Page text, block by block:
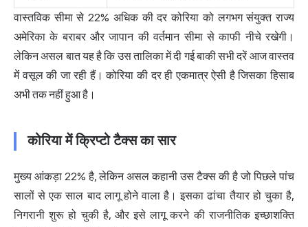
वास्तविक सीमा से 22% अधिक की दर कोरिया को लगभग संयुक्त राज्य
अमेरिका के बराबर और जापान की वर्तमान सीमा से काफी नीचे रखेगी।
लेकिन असल बात यह है कि उस तालिका में दी गई बाकी सभी दरें आज वास्तव
में वसूल की जा रही हैं। कोरिया की दर ही एकमात्र ऐसी है जिसका हिसाब
अभी तक नहीं हुआ है।
कोरिया में क्रिप्टो टैक्स का सार
मुख्य आंकड़ा 22% है, लेकिन असल कहानी उस टैक्स की है जो पिछले पांच
सालों से एक साल बाद लागू होने वाला है। इसका ढांचा तैयार हो चुका है,
निगरानी शुरू हो चुकी है, और इसे लागू करने की राजनीतिक इच्छाशक्ति